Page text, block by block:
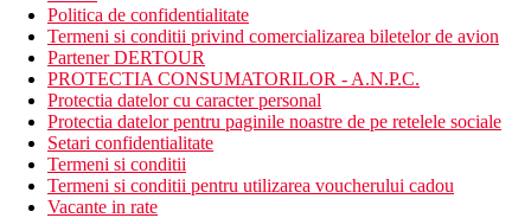
Descrierea plajei
plaja nisipoasa, publica
sezlonguri si umbrele (gratuit)
Activitati sportive gratuite
program de animatie si sport
4 piscine, sezlonguri si umbrele langa piscina, prosoape de
piscina
sala de fitness
aerobic
Politica de confidentialitate
Termeni si conditii privind comercializarea biletelor de avion
Partener DERTOUR
PROTECTIA CONSUMATORILOR - A.N.P.C.
Protectia datelor cu caracter personal
Protectia datelor pentru paginile noastre de pe retelele sociale
Setari confidentialitate
Termeni si conditii
Termeni si conditii pentru utilizarea voucherului cadou
Vacante in rate